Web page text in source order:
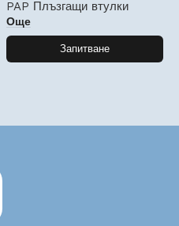
PAP Плъзгащи втулки
Още
Запитване